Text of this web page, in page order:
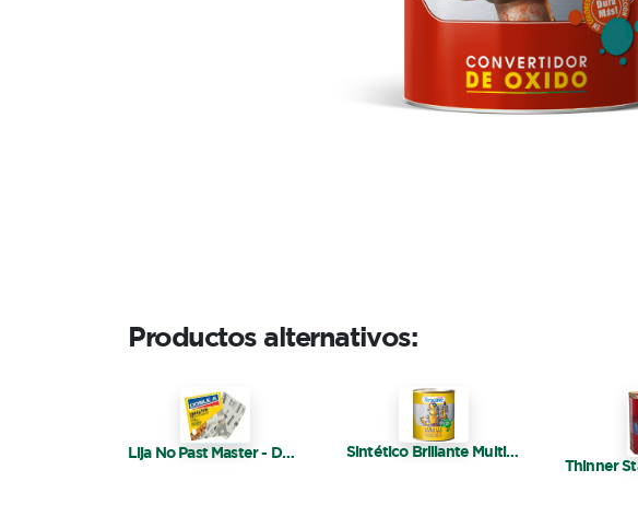
Productos alternativos:
Lija No Past Master - Doble A Sintético Brillante Multipropósito Blanco Tersuave 1 L